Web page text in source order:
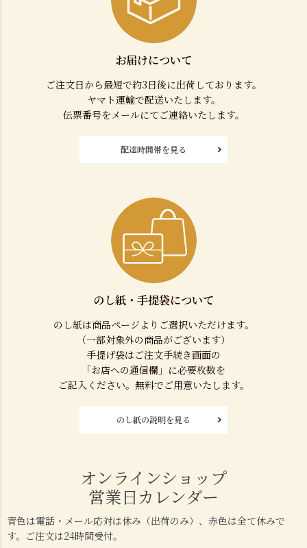
お届けについて
ご注文日から最短で約3日後に出荷しております。
ヤマト運輸で配送いたします。
伝票番号をメールにてご連絡いたします。
配達時間帯を見る
のし紙・手提袋について
のし紙は商品ページよりご選択いただけます。
（一部対象外の商品がございます）
手提げ袋はご注文手続き画面の
「お店への通信欄」に必要枚数を
ご記入ください。無料でご用意いたします。
のし紙の説明を見る
オンラインショップ
営業日カレンダー
青色は電話・メール応対は休み（出荷のみ）、赤色は全て休みで
す。ご注文は24時間受付。